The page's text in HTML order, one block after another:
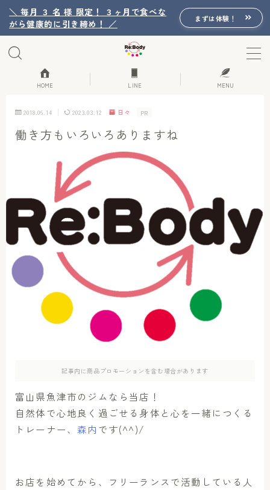
＼ 毎月 ３ 名 様 限定！ ３ヶ月で食べな
がら健康的に引き締め！ ／
まずは体験！
MENU
Re:Bodyの想い
Re:Bodyのセッション
Re:Bodyのメニュー
記事カテゴリー一覧
プロフィール
アクセス
お問い合わせ
HOME LINE MENU
2018.06.14 2023.03.12 日々 PR
働き方もいろいろありますね
記事内に商品プロモーションを含む場合があります
富山県魚津市のジムなら当店！
自然体で心地良く過ごせる身体と心を一緒につくる
トレーナー、 森内 です(^^)/
お店を始めてから、フリーランスで活動している人